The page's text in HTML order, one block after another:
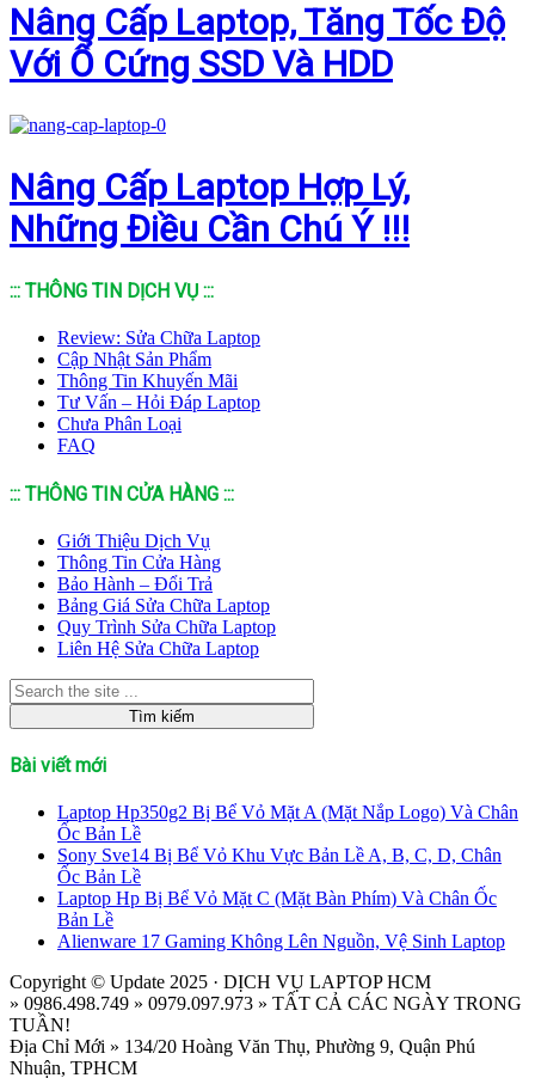
Nâng Cấp Laptop, Tăng Tốc Độ
Với Ổ Cứng SSD Và HDD
Nâng Cấp Laptop Hợp Lý,
Những Điều Cần Chú Ý !!!
::: THÔNG TIN DỊCH VỤ :::
Review: Sửa Chữa Laptop
Cập Nhật Sản Phẩm
Thông Tin Khuyến Mãi
Tư Vấn – Hỏi Đáp Laptop
Chưa Phân Loại
FAQ
::: THÔNG TIN CỬA HÀNG :::
Giới Thiệu Dịch Vụ
Thông Tin Cửa Hàng
Bảo Hành – Đổi Trả
Bảng Giá Sửa Chữa Laptop
Quy Trình Sửa Chữa Laptop
Liên Hệ Sửa Chữa Laptop
Bài viết mới
Laptop Hp350g2 Bị Bể Vỏ Mặt A (Mặt Nắp Logo) Và Chân
Ốc Bản Lề
Sony Sve14 Bị Bể Vỏ Khu Vực Bản Lề A, B, C, D, Chân
Ốc Bản Lề
Laptop Hp Bị Bể Vỏ Mặt C (Mặt Bàn Phím) Và Chân Ốc
Bản Lề
Alienware 17 Gaming Không Lên Nguồn, Vệ Sinh Laptop
Copyright © Update 2025 · DỊCH VỤ LAPTOP HCM
» 0986.498.749 » 0979.097.973 » TẤT CẢ CÁC NGÀY TRONG
TUẦN!
Địa Chỉ Mới » 134/20 Hoàng Văn Thụ, Phường 9, Quận Phú
Nhuận, TPHCM